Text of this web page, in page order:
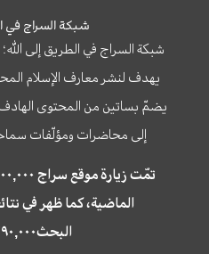
شبكة السراج في
شبكة السراج في الطريق إلى
يهدف لنشر معارف الإسلام
يضمّ بساتين من المحتوى
إلى محاضرات ومؤلّفات
الماضية، كما ظهر في
البحث٢٢,٢٩٠,٠٠٠ مرّة.